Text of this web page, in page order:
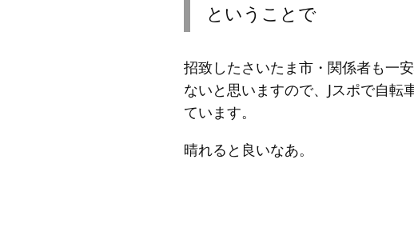
ということで
招致したさいたま市・関係者も一
ないと思いますので、Jスポで自
ています。
晴れると良いなあ。